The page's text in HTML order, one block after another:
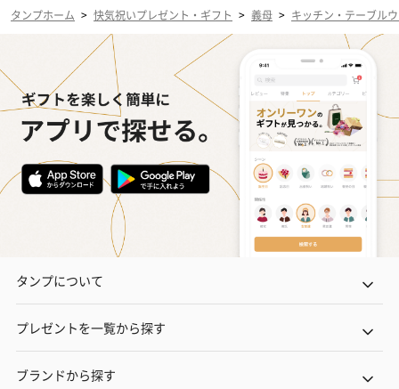
タンプホーム > 快気祝いプレゼント・ギフト > 義母 > キッチン・テーブル
タンプについて
プレゼントを一覧から探す
ブランドから探す